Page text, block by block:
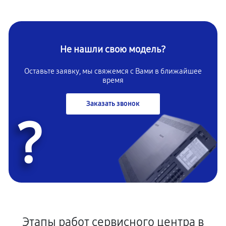
Не нашли свою модель?
Оставьте заявку, мы свяжемся с Вами в ближайшее
время
Заказать звонок
?
Этапы работ сервисного центра в